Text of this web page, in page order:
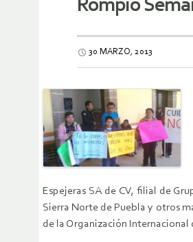
Rompió
30 MARZO, 2013
Espejeras SA de CV, filial de
Sierra Norte de Puebla y otros
de la Organización Internacional